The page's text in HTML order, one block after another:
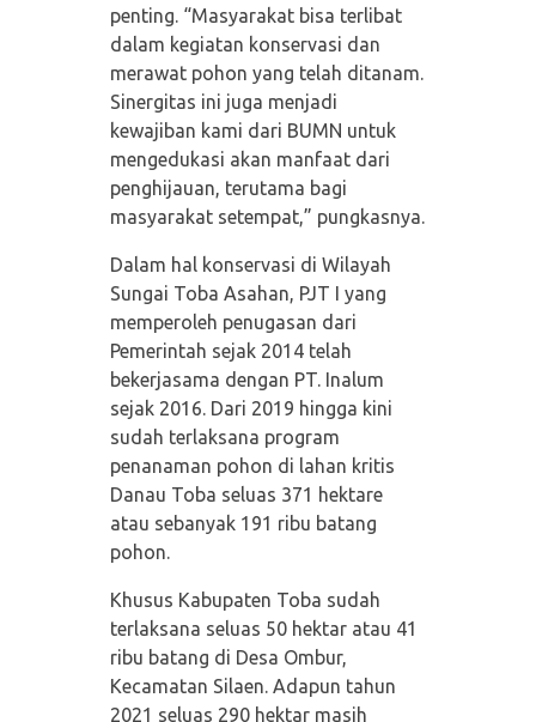
penting. “Masyarakat bisa terlibat
dalam kegiatan konservasi dan
merawat pohon yang telah ditanam.
Sinergitas ini juga menjadi
kewajiban kami dari BUMN untuk
mengedukasi akan manfaat dari
penghijauan, terutama bagi
masyarakat setempat,” pungkasnya.
Dalam hal konservasi di Wilayah
Sungai Toba Asahan, PJT I yang
memperoleh penugasan dari
Pemerintah sejak 2014 telah
bekerjasama dengan PT. Inalum
sejak 2016. Dari 2019 hingga kini
sudah terlaksana program
penanaman pohon di lahan kritis
Danau Toba seluas 371 hektare
atau sebanyak 191 ribu batang
pohon.
Khusus Kabupaten Toba sudah
terlaksana seluas 50 hektar atau 41
ribu batang di Desa Ombur,
Kecamatan Silaen. Adapun tahun
2021 seluas 290 hektar masih